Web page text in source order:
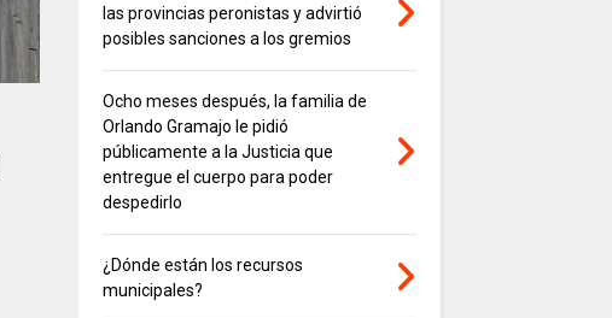
las provincias peronistas y advirtió
posibles sanciones a los gremios
Ocho meses después, la familia de
Orlando Gramajo le pidió
públicamente a la Justicia que
entregue el cuerpo para poder
despedirlo
¿Dónde están los recursos
municipales?